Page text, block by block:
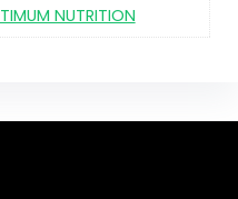
NUTRITION